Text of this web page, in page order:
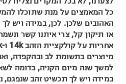
כל המאמצים על מנת שתוכלו
האהובים שלכן. לכן, במידה ויש
או תיקון קל, צרי איתנו קשר
מיוצרים בתשומת לב ובהקפדה,
למשך שנה מיום הקניה, בדומה
במידה ויש לך תכשיט זהב שנפגם,